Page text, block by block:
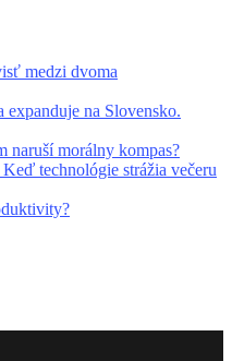
medzi dvoma
expanduje na Slovensko.
naruší morálny kompas?
technológie strážia večeru